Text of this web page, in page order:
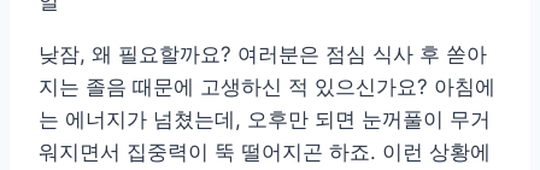
낮잠, 왜 필요할까요? 여러분은 점심 식사 후 쏟아
지는 졸음 때문에 고생하신 적 있으신가요? 아침에
는 에너지가 넘쳤는데, 오후만 되면 눈꺼풀이 무거
워지면서 집중력이 뚝 떨어지곤 하죠. 이런 상황에